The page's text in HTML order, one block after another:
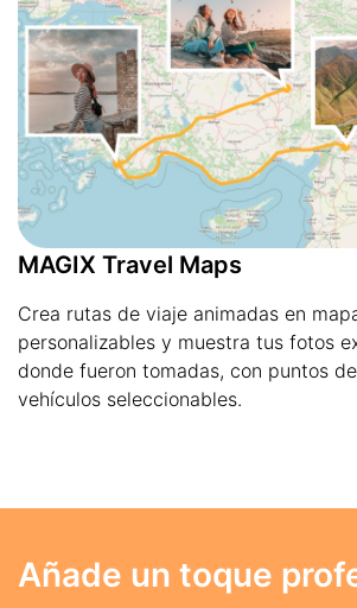
MAGIX Travel Maps
Crea rutas de viaje animadas en
personalizables y muestra tus fotos
donde fueron tomadas, con puntos
vehículos seleccionables.
Añade un toque